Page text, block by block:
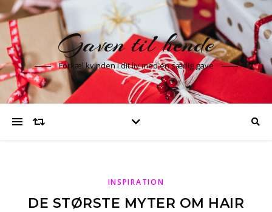
Gaven til hende
Forkæl kvinden i dit liv med en særlig gave
INSPIRATION
DE STØRSTE MYTER OM HAIR